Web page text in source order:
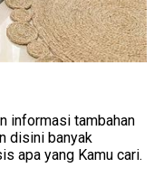
informasi tambahan
disini banyak
apa yang Kamu cari.